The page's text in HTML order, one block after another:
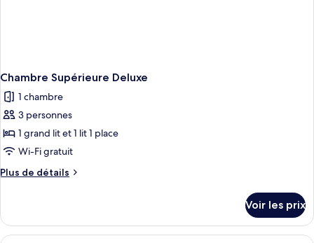
Chambre Supérieure Deluxe
1 chambre
3 personnes
1 grand lit et 1 lit 1 place
Wi-Fi gratuit
Plus de détails
Plus
le
type
Voir les prix